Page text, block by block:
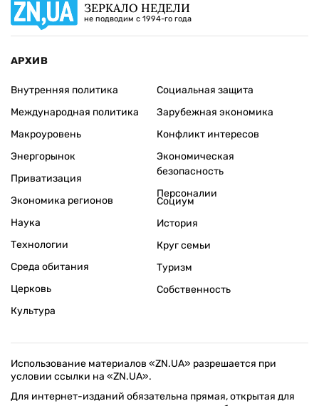
ЗЕРКАЛО НЕДЕЛИ
не подводим с 1994-го года
АРХИВ
Внутренняя политика
Международная политика
Макроуровень
Энергорынок
Приватизация
Экономика регионов
Социальная защита
Зарубежная экономика
Конфликт интересов
Экономическая
безопасность
Персоналии
Наука
Технологии
Среда обитания
Церковь
Культура
Социум
История
Круг семьи
Туризм
Собственность
Использование материалов «ZN.UA» разрешается при
условии ссылки на «ZN.UA».
Для интернет-изданий обязательна прямая, открытая для